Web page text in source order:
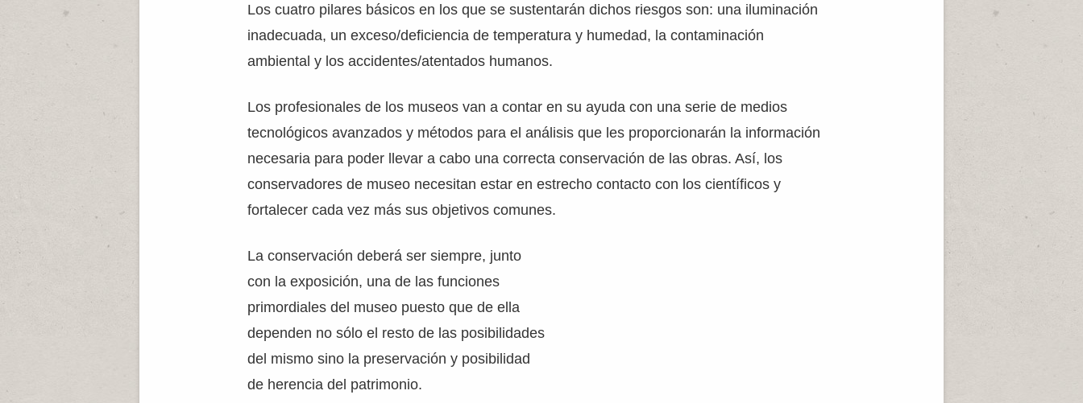
Los cuatro pilares básicos en los que se sustentarán dichos riesgos son: una iluminación
inadecuada, un exceso/deficiencia de temperatura y humedad, la contaminación
ambiental y los accidentes/atentados humanos.
Los profesionales de los museos van a contar en su ayuda con una serie de medios
tecnológicos avanzados y métodos para el análisis que les proporcionarán la información
necesaria para poder llevar a cabo una correcta conservación de las obras. Así, los
conservadores de museo necesitan estar en estrecho contacto con los científicos y
fortalecer cada vez más sus objetivos comunes.
La conservación deberá ser siempre, junto
con la exposición, una de las funciones
primordiales del museo puesto que de ella
dependen no sólo el resto de las posibilidades
del mismo sino la preservación y posibilidad
de herencia del patrimonio.